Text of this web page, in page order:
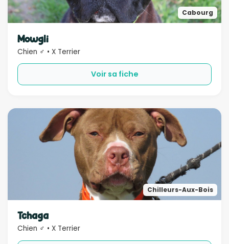
Cabourg
Mowgli
Chien ♂ • X Terrier
Voir sa fiche
Chilleurs-Aux-Bois
Tchaga
Chien ♂ • X Terrier
Rechercher